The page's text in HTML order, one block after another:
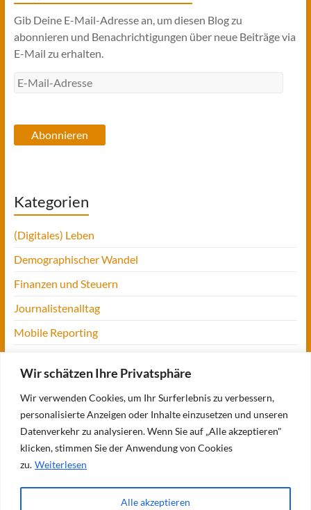
Wir schätzen Ihre Privatsphäre
Wir verwenden Cookies, um Ihr Surferlebnis zu verbessern,
personalisierte Anzeigen oder Inhalte einzusetzen und unseren
Datenverkehr zu analysieren. Wenn Sie auf „Alle akzeptieren"
klicken, stimmen Sie der Anwendung von Cookies
zu. Weiterlesen
Alle akzeptieren
Gib Deine E-Mail-Adresse an, um diesen Blog zu
abonnieren und Benachrichtigungen über neue Beiträge via
E-Mail zu erhalten.
E-
Abonnieren
Kategorien
(Digitales) Leben
Demographischer Wandel
Finanzen und Steuern
Journalistenalltag
Mobile Reporting
Tansania
UofM
Verbraucherjournalismus
Workshops, Konferenzen & Messen